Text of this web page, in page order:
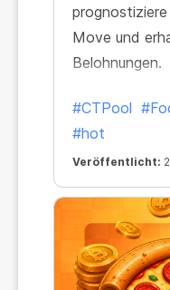
Move und
Belohnungen.
#CTPool
#hot
Veröffentlicht: